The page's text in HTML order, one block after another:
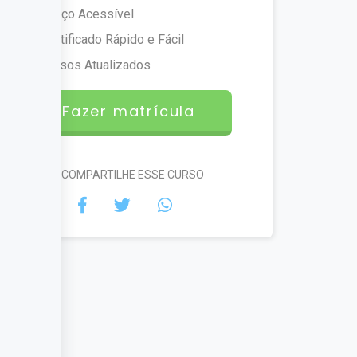
Preço Acessível
Certificado Rápido e Fácil
Cursos Atualizados
Fazer matrícula
#COMPARTILHE ESSE CURSO